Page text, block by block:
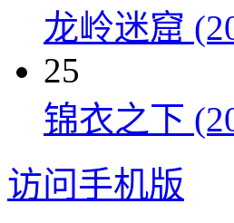
龙岭迷窟
25
锦衣之下
访问手机版